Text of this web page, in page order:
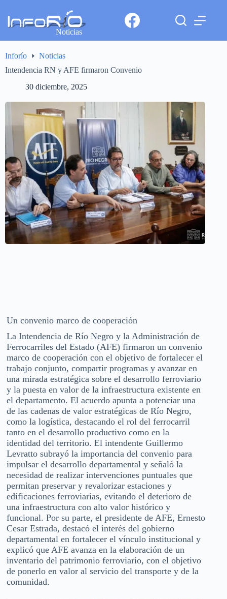
Noticias
Inforío
Noticias
Intendencia RN y AFE firmaron Convenio
30 diciembre, 2025
Un convenio marco de cooperación
La Intendencia de Río Negro y la Administración de
Ferrocarriles del Estado (AFE) firmaron un convenio
marco de cooperación con el objetivo de fortalecer el
trabajo conjunto, compartir programas y avanzar en
una mirada estratégica sobre el desarrollo ferroviario
y la puesta en valor de la infraestructura existente en
el departamento. El acuerdo apunta a potenciar una
de las cadenas de valor estratégicas de Río Negro,
como la logística, destacando el rol del ferrocarril
tanto en el desarrollo productivo como en la
identidad del territorio. El intendente Guillermo
Levratto subrayó la importancia del convenio para
impulsar el desarrollo departamental y señaló la
necesidad de realizar intervenciones puntuales que
permitan preservar y revalorizar estaciones y
edificaciones ferroviarias, evitando el deterioro de
una infraestructura con alto valor histórico y
funcional. Por su parte, el presidente de AFE, Ernesto
Cesar Estrada, destacó el interés del gobierno
departamental en fortalecer el vínculo institucional y
explicó que AFE avanza en la elaboración de un
inventario del patrimonio ferroviario, con el objetivo
de ponerlo en valor al servicio del transporte y de la
comunidad.